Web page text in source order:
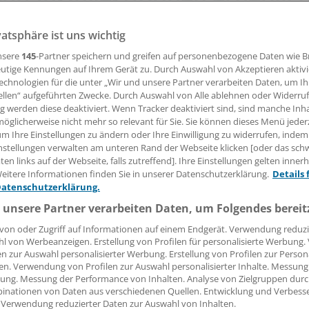
begrüßt den Beschluss. Nicht ohne Grund
Arbeit der Enquetekommission.
Leserin, lieber Leser,
Beitrag können Sie lesen, sobald Sie sich
Jetzt anmelden »
Kostenlos
vergessen?
Problem beim Login?
ist mit wenigen Klicks erledigt und kostenlos.
des kostenlosen Login:
Analysen, Hintergründe und Infografiken
Interviews und Praxis-Tipps
auf allemedizinischen Berichte und Kommentare
ist uns wichtig
145-Partner speichern und greifen auf personenbezogene Daten wie
Kennungen auf Ihrem Gerät zu. Durch Auswahl von Akzeptieren
für die unter „Wir und unsere Partner verarbeiten Daten, um
aufgeführten Zwecke. Durch Auswahl von Alle ablehnen oder
werden diese deaktiviert. Wenn Tracker deaktiviert sind, sind manche
nicht mehr so relevant für Sie. Sie können dieses Menü
Ihre Einstellungen zu ändern oder Ihre Einwilligung zu widerrufen,
verwalten am unteren Rand der Webseite klicken [oder das
links auf der Webseite, falls zutreffend]. Ihre Einstellungen gelten
Informationen finden Sie in unserer Datenschutzerklärung. Details
Partner verarbeiten Daten, um Folgendes
oder Zugriff auf Informationen auf einem Endgerät. Verwendung
von Werbeanzeigen. Erstellung von Profilen für personalisierte
zur Auswahl personalisierter Werbung. Erstellung von Profilen zur
Verwendung von Profilen zur Auswahl personalisierter Inhalte.
Messung der Performance von Inhalten. Analyse von Zielgruppen
von Daten aus verschiedenen Quellen. Entwicklung und
reduzierter Daten zur Auswahl von Inhalten.